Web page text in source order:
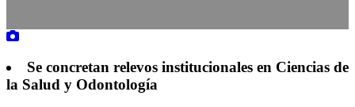
Se concretan relevos institucionales en Ciencias de
la Salud y Odontología